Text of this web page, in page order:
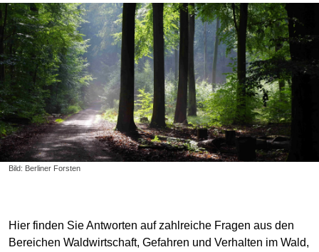
Bild: Berliner Forsten
Hier finden Sie Antworten auf zahlreiche Fragen aus den
Bereichen Waldwirtschaft, Gefahren und Verhalten im Wald,